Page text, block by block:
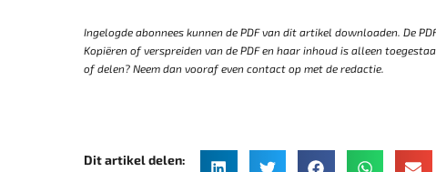
Ingelogde abonnees kunnen de PDF van dit artikel downloaden. De
Kopiëren of verspreiden van de PDF en haar inhoud is alleen
of delen? Neem dan vooraf even contact op met de redactie.
Dit artikel delen: